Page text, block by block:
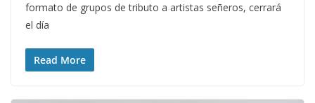
formato de grupos de tributo a artistas señeros, cerrará
el día
Read More